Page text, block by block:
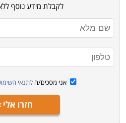
כיום כבר משמש הגז הטבעי
של חברת החשמל ויצרני חשמל
סולר וגז מיובא, וכן לחברות
גדולה מאוד, כמו למשל בז"ן, אך
עלייה דרמטית במעבר לצריכת
משמעותיות וברורות: הגז
במיוחד כאשר נקנה בארץ
במטבע חוץ או תלות בגורמים
לקבלת מידע נוסף
אני מסכים/ה לתנאי
חזרו אלי